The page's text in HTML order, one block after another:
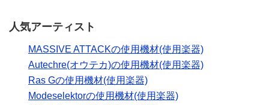
人気アーティスト
MASSIVE ATTACKの使用機材(使用楽器)
Autechre(オウテカ)の使用機材(使用楽器)
Ras Gの使用機材(使用楽器)
Modeselektorの使用機材(使用楽器)